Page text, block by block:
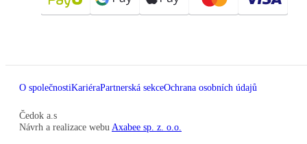
O společnostiKariéraPartnerská sekceOchrana osobních údajů
Čedok a.s
Návrh a realizace webu Axabee sp. z. o.o.